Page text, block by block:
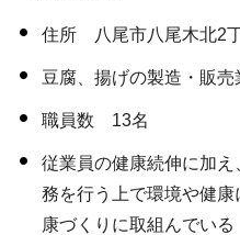
住所 八尾市八尾木北2
豆腐、揚げの製造・販売
職員数 13名
従業員の健康続伸に加
務を行う上で環境や健
康づくりに取組んでいる